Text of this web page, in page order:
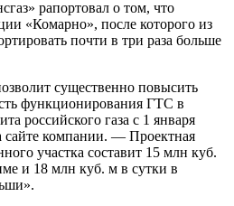
рапортовал о том, что
«Комарно», после которого из
почти в три раза больше
существенно повысить
функционирования ГТС в
российского газа с 1 января
сайте компании. — Проектная
участка составит 15 млн куб.
и 18 млн куб. м в сутки в